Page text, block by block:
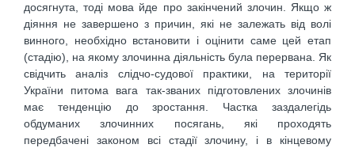
досягнута, тоді мова йде про закінчений злочин. Якщо ж
діяння не завершено з причин, які не залежать від волі
винного, необхідно встановити і оцінити саме цей етап
(стадію), на якому злочинна діяльність була перервана. Як
свідчить аналіз слідчо-судової практики, на території
України питома вага так-званих підготовлених злочинів
має тенденцію до зростання. Частка заздалегідь
обдуманих злочинних посягань, які проходять
передбачені законом всі стадії злочину, і в кінцевому